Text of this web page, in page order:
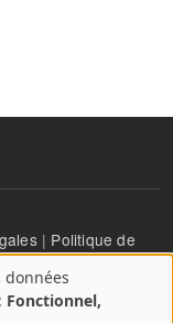
| Politique de
données
Fonctionnel,